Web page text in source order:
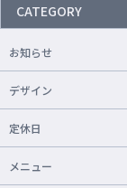
CATEGORY
お知らせ
デザイン
定休日
メニュー